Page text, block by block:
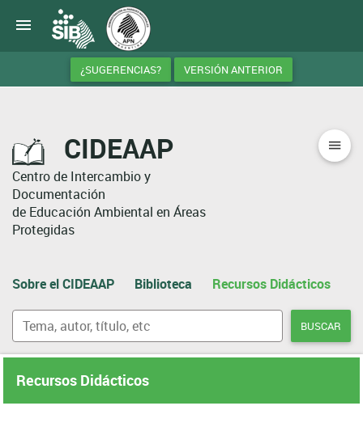
¿SUGERENCIAS? VERSIÓN ANTERIOR
CIDEAAP
Centro de Intercambio y
Documentación
de Educación Ambiental en Áreas
Protegidas
Sobre el CIDEAAP Biblioteca Recursos Didácticos
BUSCAR
Recursos Didácticos